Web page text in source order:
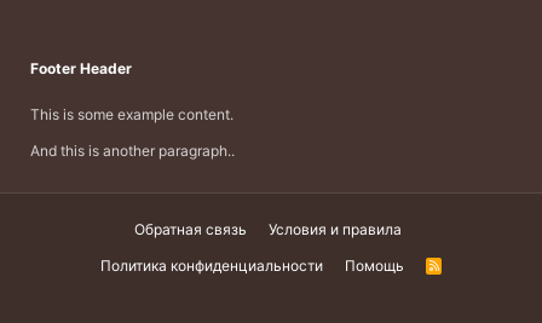
Footer Header
This is some example content.
And this is another paragraph..
Обратная связь
Условия и правила
Политика конфиденциальности
Помощь
R